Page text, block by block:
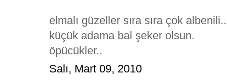
elmalı güzeller sıra sıra çok albenili..
küçük adama bal şeker olsun.
öpücükler..
Salı, Mart 09, 2010